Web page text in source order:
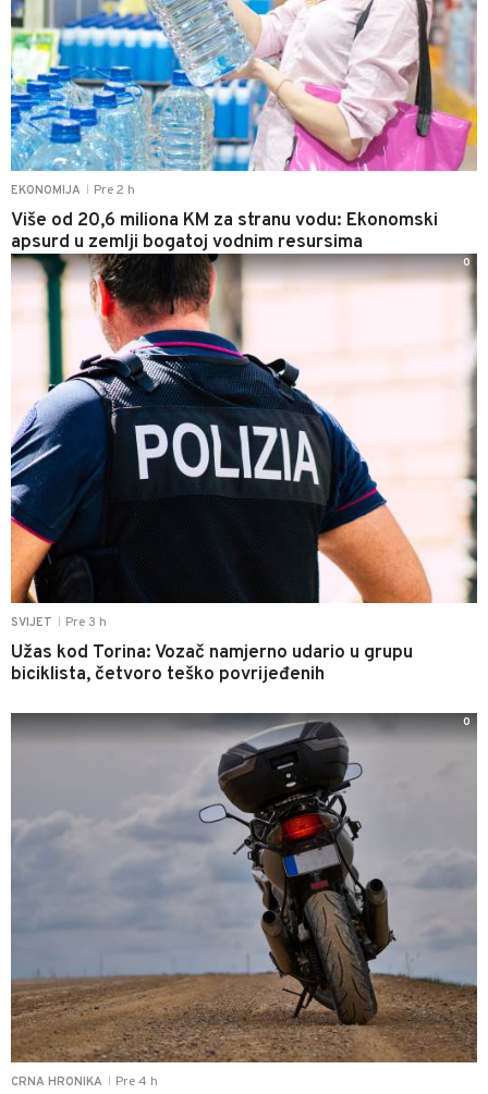
EKONOMIJA Pre 2 h
Više od 20,6 miliona KM za stranu vodu: Ekonomski
apsurd u zemlji bogatoj vodnim resursima
SVIJET Pre 3 h
Užas kod Torina: Vozač namjerno udario u grupu
biciklista, četvoro teško povrijeđenih
0
CRNA HRONIKA Pre 4 h
0